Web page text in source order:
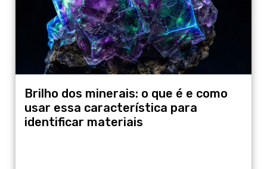
Brilho dos minerais: o que é e como
usar essa característica para
identificar materiais